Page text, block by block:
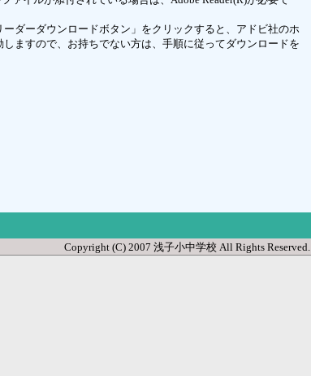
ダーダウンロードボタン」をクリックすると、アドビ社のホ
しますので、お持ちでない方は、手順に従ってダウンロードを
Copyright (C) 2007 浅子小中学校 All Rights Reserved.